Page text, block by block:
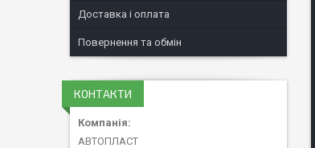
Доставка і оплата
Повернення та обмін
КОНТАКТИ
АВТОПЛАСТ